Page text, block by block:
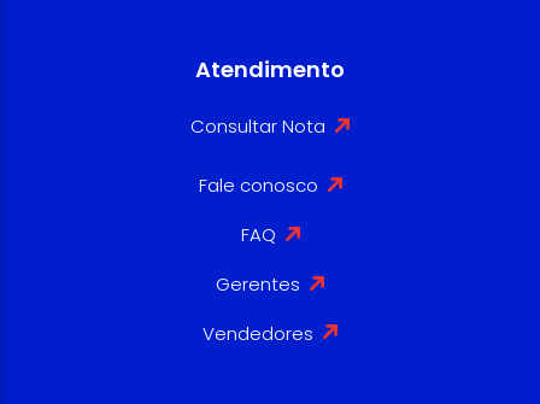
Atendimento
Consultar Nota
Fale conosco
FAQ
Gerentes
Vendedores